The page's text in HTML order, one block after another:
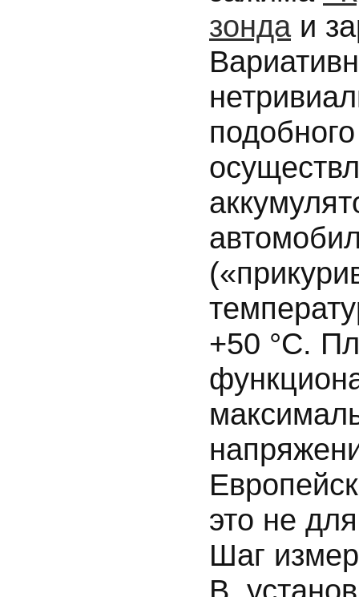
зондаи
+50 °C.
это не
Шаг